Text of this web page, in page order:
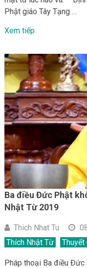
Phật giáo Tây Tạng …
Xem tiếp
Ba điều Đức Phật
Nhật Từ 2019
Thich Nhat Tu
Thích Nhật Từ
Thuyết
Pháp thoại Ba điều